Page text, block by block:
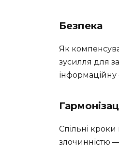
Безпека
Як
зусилля для
інформаційну
Спільні кроки
злочинністю